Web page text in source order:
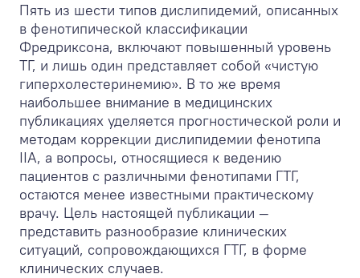
Пять из шести типов дислипидемий, описанных
в фенотипической классификации
Фредриксона, включают повышенный уровень
ТГ, и лишь один представляет собой «чистую
гиперхолестеринемию». В то же время
наибольшее внимание в медицинских
публикациях уделяется прогностической роли и
методам коррекции дислипидемии фенотипа
IIA, а вопросы, относящиеся к ведению
пациентов с различными фенотипами ГТГ,
остаются менее известными практическому
врачу. Цель настоящей публикации —
представить разнообразие клинических
ситуаций, сопровождающихся ГТГ, в форме
клинических случаев.